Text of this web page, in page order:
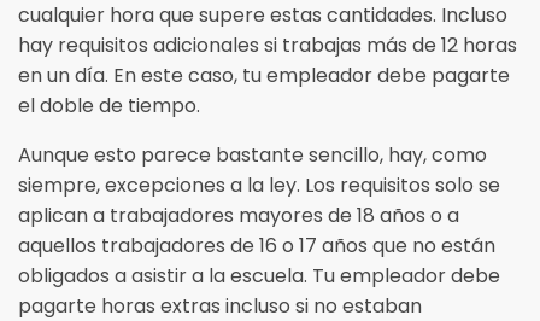
cualquier hora que supere estas cantidades. Incluso
hay requisitos adicionales si trabajas más de 12 horas
en un día. En este caso, tu empleador debe pagarte
el doble de tiempo.
Aunque esto parece bastante sencillo, hay, como
siempre, excepciones a la ley. Los requisitos solo se
aplican a trabajadores mayores de 18 años o a
aquellos trabajadores de 16 o 17 años que no están
obligados a asistir a la escuela. Tu empleador debe
pagarte horas extras incluso si no estaban